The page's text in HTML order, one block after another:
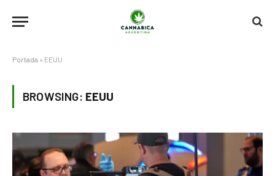
Portada » EEUU
BROWSING: EEUU